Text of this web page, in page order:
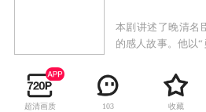
本剧讲述了晚清名
的感人故事。他以
河、兴办洋务、改
典范。
超清画质 103 收藏